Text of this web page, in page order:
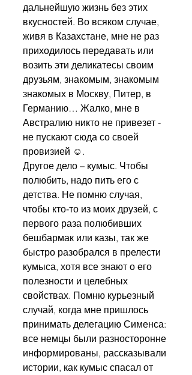
дальнейшую жизнь без этих
вкусностей. Во всяком случае,
живя в Казахстане, мне не раз
приходилось передавать или
возить эти деликатесы своим
друзьям, знакомым, знакомым
знакомых в Москву, Питер, в
Германию… Жалко, мне в
Австралию никто не привезет -
не пускают сюда со своей
провизией ☺.
Другое дело – кумыс. Чтобы
полюбить, надо пить его с
детства. Не помню случая,
чтобы кто-то из моих друзей, с
первого раза полюбивших
бешбармак или казы, так же
быстро разобрался в прелести
кумыса, хотя все знают о его
полезности и целебных
свойствах. Помню курьезный
случай, когда мне пришлось
принимать делегацию Сименса:
все немцы были разносторонне
информированы, рассказывали
истории, как кумыс спасал от